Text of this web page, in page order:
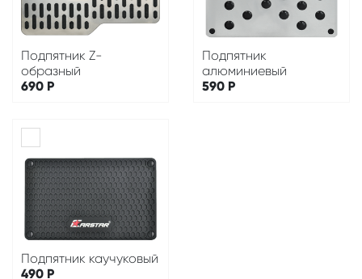
Подпятник Z-
образный
690 Р
Подпятник
алюминиевый
590 Р
Подпятник каучуковый
490 Р